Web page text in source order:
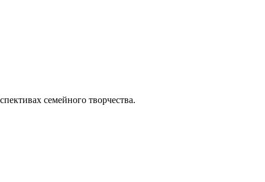
семейного творчества.